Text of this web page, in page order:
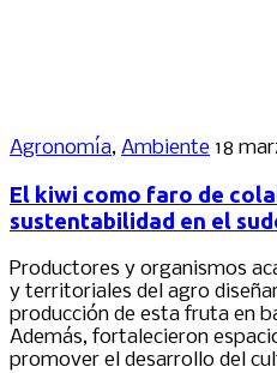
Agronomía, Ambiente 18
El kiwi como faro de
sustentabilidad en el
Productores y organismos
y territoriales del agro
producción de esta fruta en
Además, fortalecieron
promover el desarrollo del